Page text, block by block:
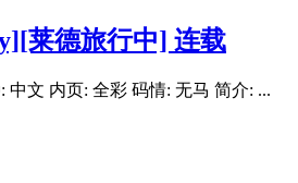
莱德旅行中] 连载
中文 内页: 全彩 码情: 无马 简介: ...